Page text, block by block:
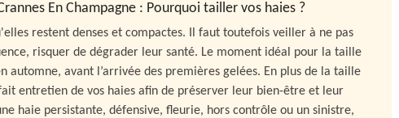
En Champagne : Pourquoi tailler vos haies ?
restent denses et compactes. Il faut toutefois veiller à ne pas
risquer de dégrader leur santé. Le moment idéal pour la taille
automne, avant l’arrivée des premières gelées. En plus de la taille
entretien de vos haies afin de préserver leur bien-être et leur
haie persistante, défensive, fleurie, hors contrôle ou un sinistre,